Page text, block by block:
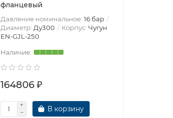
фланцевый
Давление номинальное: 16 бар
Диаметр: Ду300 Корпус: Чугун
EN-GJL-250
164806 ₽
В корзину